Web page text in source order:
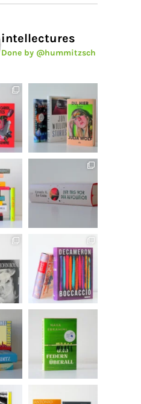
intellectures
Done by @hummitzsch